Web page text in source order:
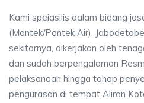
Kami speiasilis dalam bidang
(Mantek/Pantek Air),
sekitarnya, dikerjakan oleh
dan sudah berpengalaman
pelaksanaan hingga tahap
pengurasan di tempat Aliran